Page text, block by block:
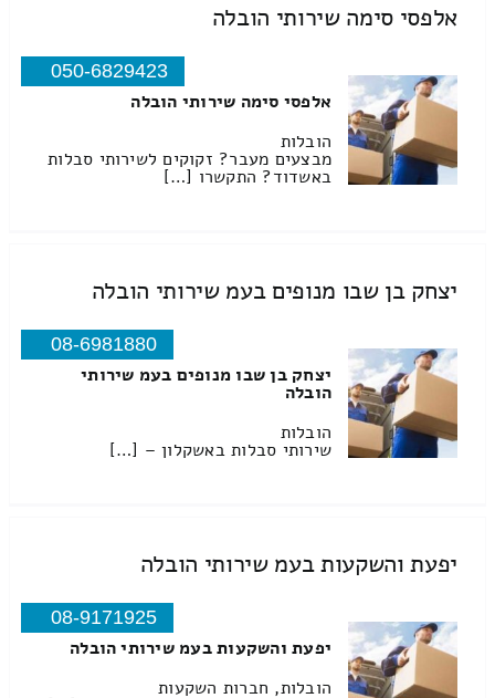
אלפסי סימה שירותי הובלה
050-6829423
אלפסי סימה שירותי הובלה
הובלות
מבצעים מעבר? זקוקים לשירותי סבלות
באשדוד? התקשרו […]
יצחק בן שבו מנופים בעמ שירותי הובלה
08-6981880
יצחק בן שבו מנופים בעמ שירותי
הובלה
הובלות
שירותי סבלות באשקלון – […]
יפעת והשקעות בעמ שירותי הובלה
08-9171925
יפעת והשקעות בעמ שירותי הובלה
הובלות, חברות השקעות